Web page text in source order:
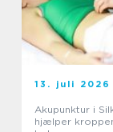
13. juli 2026
Akupunktur i
hjælper